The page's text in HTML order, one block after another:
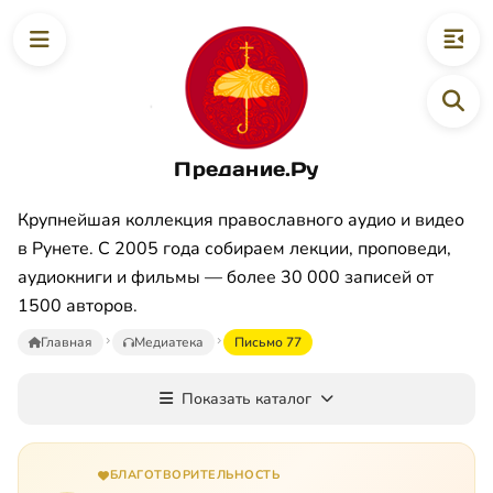
Предание.Ру
Крупнейшая коллекция православного аудио и видео
в Рунете. С 2005 года собираем лекции, проповеди,
аудиокниги и фильмы — более 30 000 записей от
1500 авторов.
Главная Медиатека Письмо 77
Показать каталог
БЛАГОТВОРИТЕЛЬНОСТЬ